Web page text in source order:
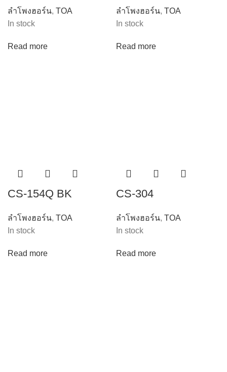
ลำโพงฮอร์น, TOA
In stock
Read more
ลำโพงฮอร์น, TOA
In stock
Read more
CS-154Q BK
ลำโพงฮอร์น, TOA
In stock
Read more
CS-304
ลำโพงฮอร์น, TOA
In stock
Read more